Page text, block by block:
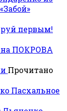
первым!
ПОКРОВА
Прочитано
Пасхальное